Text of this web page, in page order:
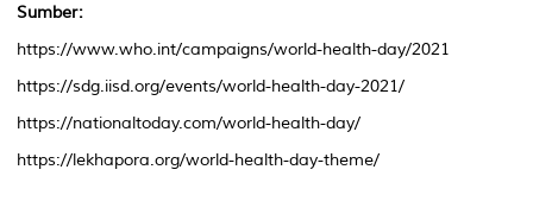
Sumber:
https://www.who.int/campaigns/world-health-day/2021
https://sdg.iisd.org/events/world-health-day-2021/
https://nationaltoday.com/world-health-day/
https://lekhapora.org/world-health-day-theme/